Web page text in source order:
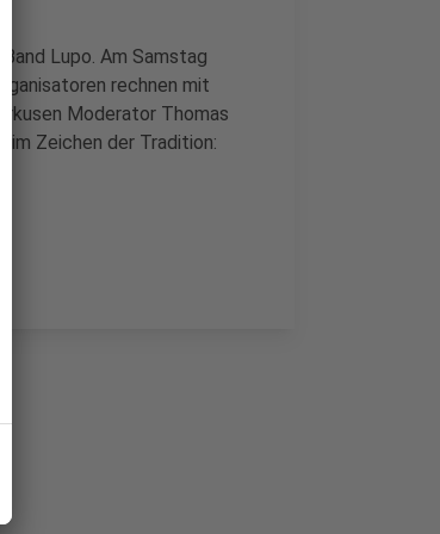
Lupo. Am Samstag
rechnen mit
Moderator Thomas
im Zeichen der Tradition: